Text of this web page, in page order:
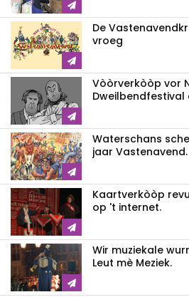
De
vroeg
Vòòrverkòòp vor
Dweilbendfestival
Waterschans
jaar Vastenavend.
Kaartverkòòp
op 't internet.
Wir muziekale
Leut mè Meziek.